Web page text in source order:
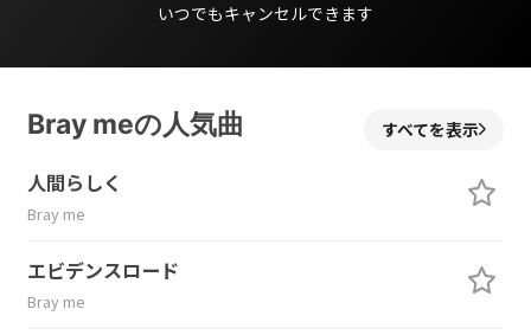
いつでもキャンセルできます
Bray meの人気曲 すべてを表示
人間らしく
Bray me
エビデンスロード
Bray me